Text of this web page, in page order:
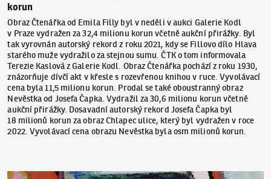
korun
Obraz Čtenářka od Emila Filly byl v neděli v aukci Galerie Kodl
v Praze vydražen za 32,4 milionu korun včetně aukční přirážky. Byl
tak vyrovnán autorský rekord z roku 2021, kdy se Fillovo dílo Hlava
starého muže vydražilo za stejnou sumu. ČTK o tom informovala
Terezie Kaslová z Galerie Kodl. Obraz Čtenářka pochází z roku 1930,
znázorňuje dívčí akt v křesle s rozevřenou knihou v ruce. Vyvolávací
cena byla 11,5 milionu korun. Prodal se také oboustranný obraz
Nevěstka od Josefa Čapka. Vydražil za 30,6 milionu korun včetně
aukční přirážky. Dosavadní autorský rekord Josefa Čapka byl
18 milionů korun za obraz Chlapec ulice, který byl vydražen v roce
2022. Vyvolávací cena obrazu Nevěstka byla osm milionů korun.